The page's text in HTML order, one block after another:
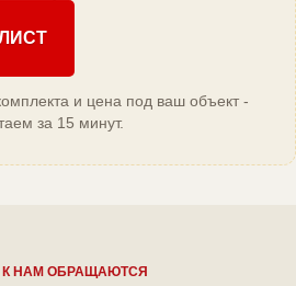
и цена под ваш объект -
за 15 минут.
К НАМ ОБРАЩАЮТСЯ